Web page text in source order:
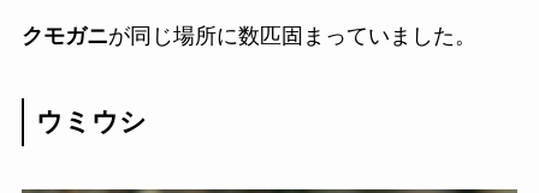
クモガニが同じ場所に数匹固まっていました。
ウミウシ